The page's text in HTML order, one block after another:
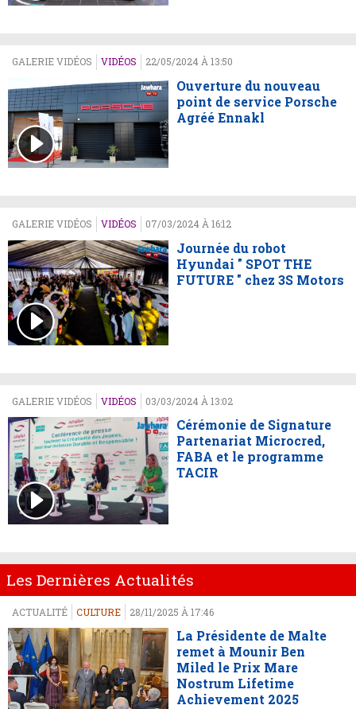
GALERIE VIDÉOS VIDÉOS 22/05/2024 À 13:50
Ouverture du nouveau
point de service Porsche
Agréé Ennakl
GALERIE VIDÉOS VIDÉOS 07/03/2024 À 16:12
Journée du robot
Hyundai " SPOT THE
FUTURE " chez 3S Motors
GALERIE VIDÉOS VIDÉOS 03/03/2024 À 13:02
Cérémonie de Signature
Partenariat Microcred,
FABA et le programme
TACIR
Les Dernières Actualités
ACTUALITÉ CULTURE 28/11/2025 À 17:46
La Présidente de Malte
remet à Mounir Ben
Miled le Prix Mare
Nostrum Lifetime
Achievement 2025